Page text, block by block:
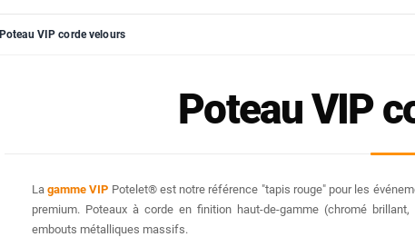
Poteau VIP corde velours
Poteau VIP
Lagamme VIP Potelet® est notre référence "tapis rouge" pour les
premium. Poteaux à corde en finition haut-de-gamme (chromé
embouts métalliques massifs.